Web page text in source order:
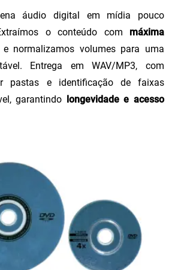
áudio digital em mídia pouco
o conteúdo com máxima
e normalizamos volumes para uma
Entrega em WAV/MP3, com
pastas e identificação de faixas
garantindo longevidade e acesso